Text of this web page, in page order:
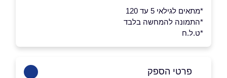
*מתאים לגילאי 5 עד 120
*התמונה להמחשה בלבד
*ט.ל.ח
פרטי הספק